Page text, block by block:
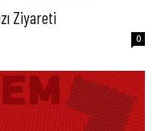
Ziyareti
0